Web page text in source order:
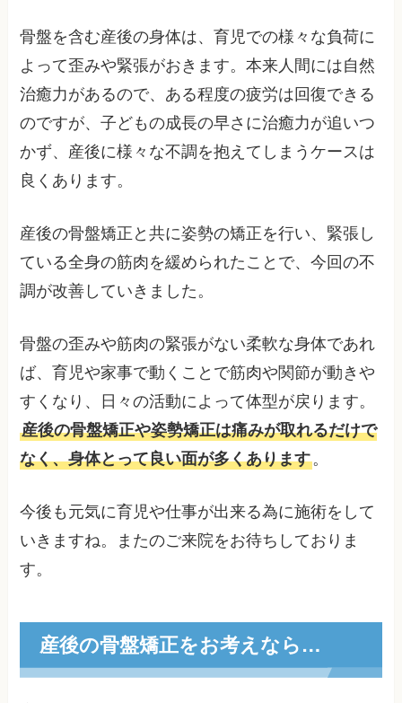
骨盤を含む産後の身体は、育児での様々な負荷に
よって歪みや緊張がおきます。本来人間には自然
治癒力があるので、ある程度の疲労は回復できる
のですが、子どもの成長の早さに治癒力が追いつ
かず、産後に様々な不調を抱えてしまうケースは
良くあります。
産後の骨盤矯正と共に姿勢の矯正を行い、緊張し
ている全身の筋肉を緩められたことで、今回の不
調が改善していきました。
骨盤の歪みや筋肉の緊張がない柔軟な身体であれ
ば、育児や家事で動くことで筋肉や関節が動きや
すくなり、日々の活動によって体型が戻ります。
産後の骨盤矯正や姿勢矯正は痛みが取れるだけで
なく、身体とって良い面が多くあります。
今後も元気に育児や仕事が出来る為に施術をして
いきますね。またのご来院をお待ちしておりま
す。
産後の骨盤矯正をお考えなら…